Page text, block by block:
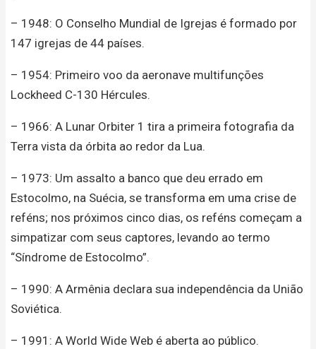
– 1948: O Conselho Mundial de Igrejas é formado por
147 igrejas de 44 países.
– 1954: Primeiro voo da aeronave multifunções
Lockheed C-130 Hércules.
– 1966: A Lunar Orbiter 1 tira a primeira fotografia da
Terra vista da órbita ao redor da Lua.
– 1973: Um assalto a banco que deu errado em
Estocolmo, na Suécia, se transforma em uma crise de
reféns; nos próximos cinco dias, os reféns começam a
simpatizar com seus captores, levando ao termo
“Síndrome de Estocolmo”.
– 1990: A Armênia declara sua independência da União
Soviética.
– 1991: A World Wide Web é aberta ao público.